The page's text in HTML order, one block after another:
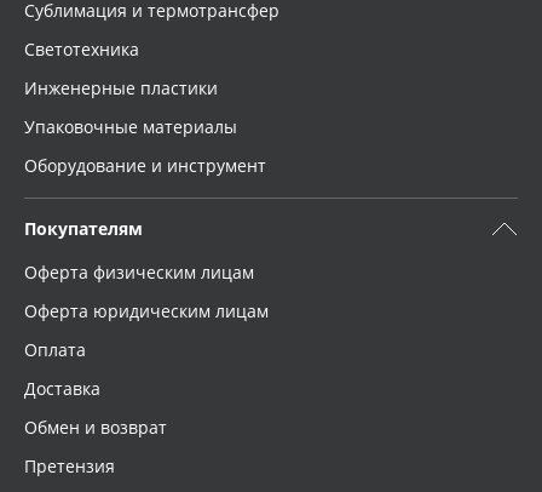
Сублимация и термотрансфер
Светотехника
Инженерные пластики
Упаковочные материалы
Оборудование и инструмент
Покупателям
Оферта физическим лицам
Оферта юридическим лицам
Оплата
Доставка
Обмен и возврат
Претензия